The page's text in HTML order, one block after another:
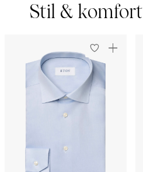
Stil & komfort